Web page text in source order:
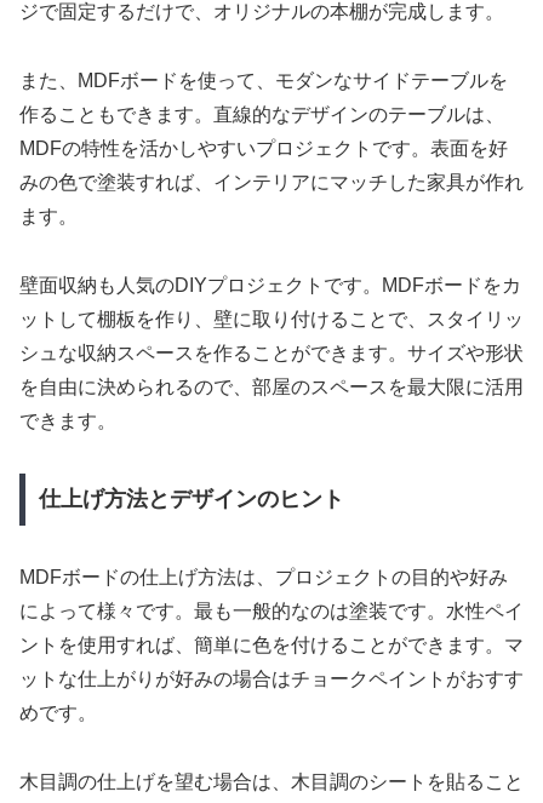
ジで固定するだけで、オリジナルの本棚が完成します。
また、MDFボードを使って、モダンなサイドテーブルを
作ることもできます。直線的なデザインのテーブルは、
MDFの特性を活かしやすいプロジェクトです。表面を好
みの色で塗装すれば、インテリアにマッチした家具が作れ
ます。
壁面収納も人気のDIYプロジェクトです。MDFボードをカ
ットして棚板を作り、壁に取り付けることで、スタイリッ
シュな収納スペースを作ることができます。サイズや形状
を自由に決められるので、部屋のスペースを最大限に活用
できます。
仕上げ方法とデザインのヒント
MDFボードの仕上げ方法は、プロジェクトの目的や好み
によって様々です。最も一般的なのは塗装です。水性ペイ
ントを使用すれば、簡単に色を付けることができます。マ
ットな仕上がりが好みの場合はチョークペイントがおすす
めです。
木目調の仕上げを望む場合は、木目調のシートを貼ること